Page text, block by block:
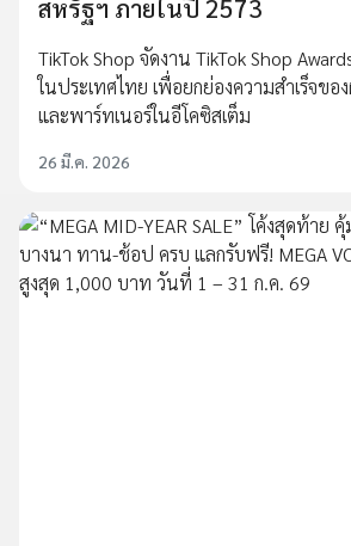
สหรัฐฯ ภายในปี 2573
TikTok Shop จัดงาน TikTok Shop
ในประเทศไทย เพื่อยกย่องความสำเร็จขอ
และพาร์ทเนอร์ในอีโคซิสเต็ม
26 มี.ค. 2026